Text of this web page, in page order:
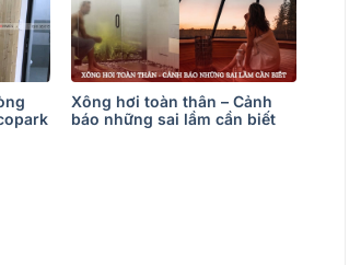
Xông hơi toàn thân – Cảnh
báo những sai lầm cần biết